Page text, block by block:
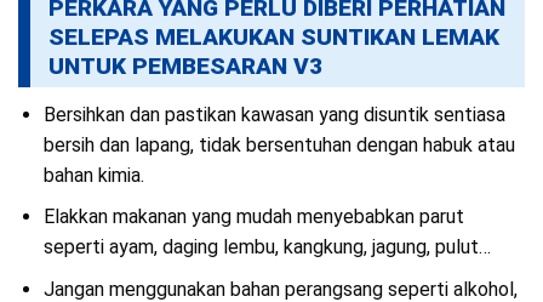
PERKARA YANG PERLU DIBERI PERHATIAN
SELEPAS MELAKUKAN SUNTIKAN LEMAK
UNTUK PEMBESARAN V3
Bersihkan dan pastikan kawasan yang disuntik sentiasa
bersih dan lapang, tidak bersentuhan dengan habuk atau
bahan kimia.
Elakkan makanan yang mudah menyebabkan parut
seperti ayam, daging lembu, kangkung, jagung, pulut…
Jangan menggunakan bahan perangsang seperti alkohol,